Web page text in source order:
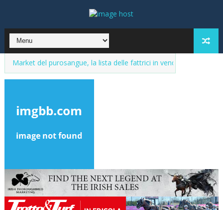
del purosangue, la lista delle fattrici in vendita. Aggiornamenti